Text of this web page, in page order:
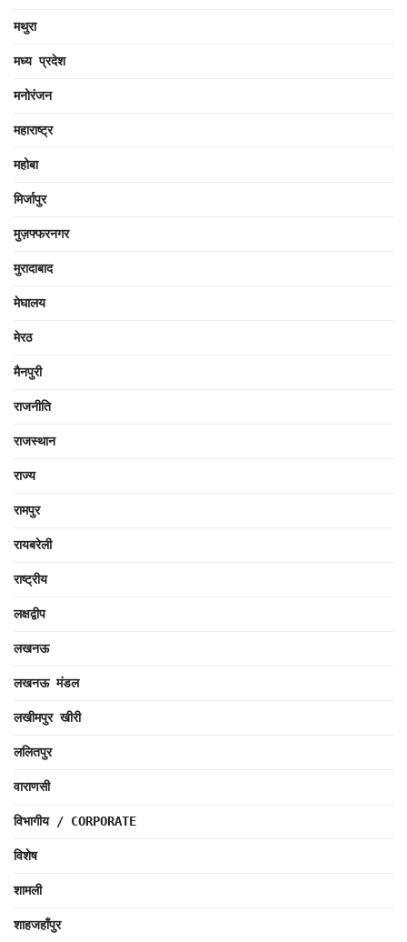
मथुरा
मध्य प्रदेश
मनोरंजन
महाराष्ट्र
महोबा
मिर्जापुर
मुज़फ्फरनगर
मुरादाबाद
मेघालय
मेरठ
मैनपुरी
राजनीति
राजस्थान
राज्य
रामपुर
रायबरेली
राष्ट्रीय
लक्षद्वीप
लखनऊ
लखनऊ मंडल
लखीमपुर खीरी
ललितपुर
वाराणसी
विभागीय / CORPORATE
विशेष
शामली
शाहजहाँपुर